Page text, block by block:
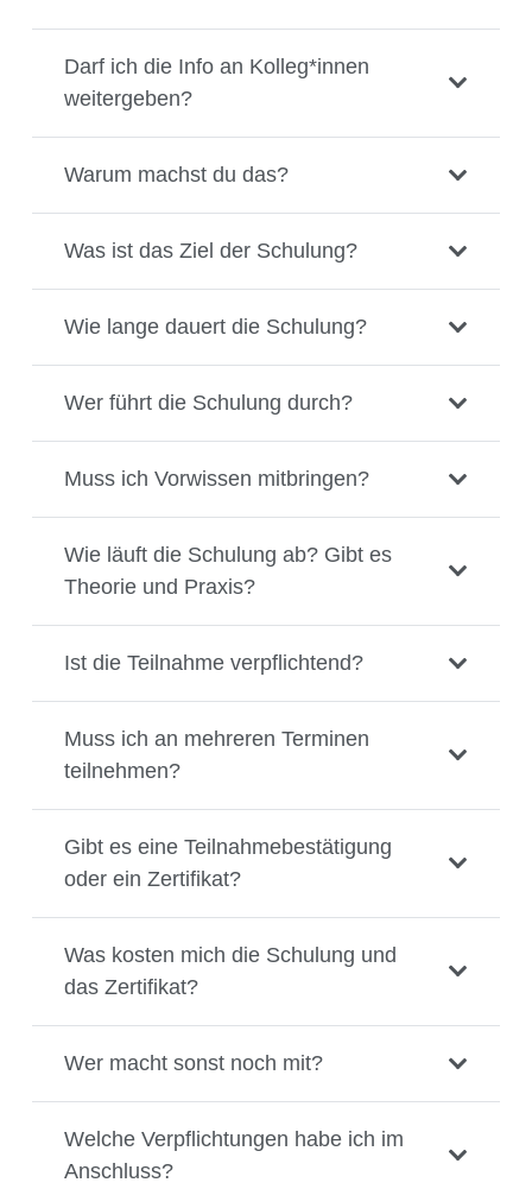
Darf ich die Info an Kolleg*innen
weitergeben?
Warum machst du das?
Was ist das Ziel der Schulung?
Wie lange dauert die Schulung?
Wer führt die Schulung durch?
Muss ich Vorwissen mitbringen?
Wie läuft die Schulung ab? Gibt es
Theorie und Praxis?
Ist die Teilnahme verpflichtend?
Muss ich an mehreren Terminen
teilnehmen?
Gibt es eine Teilnahmebestätigung
oder ein Zertifikat?
Was kosten mich die Schulung und
das Zertifikat?
Wer macht sonst noch mit?
Welche Verpflichtungen habe ich im
Anschluss?